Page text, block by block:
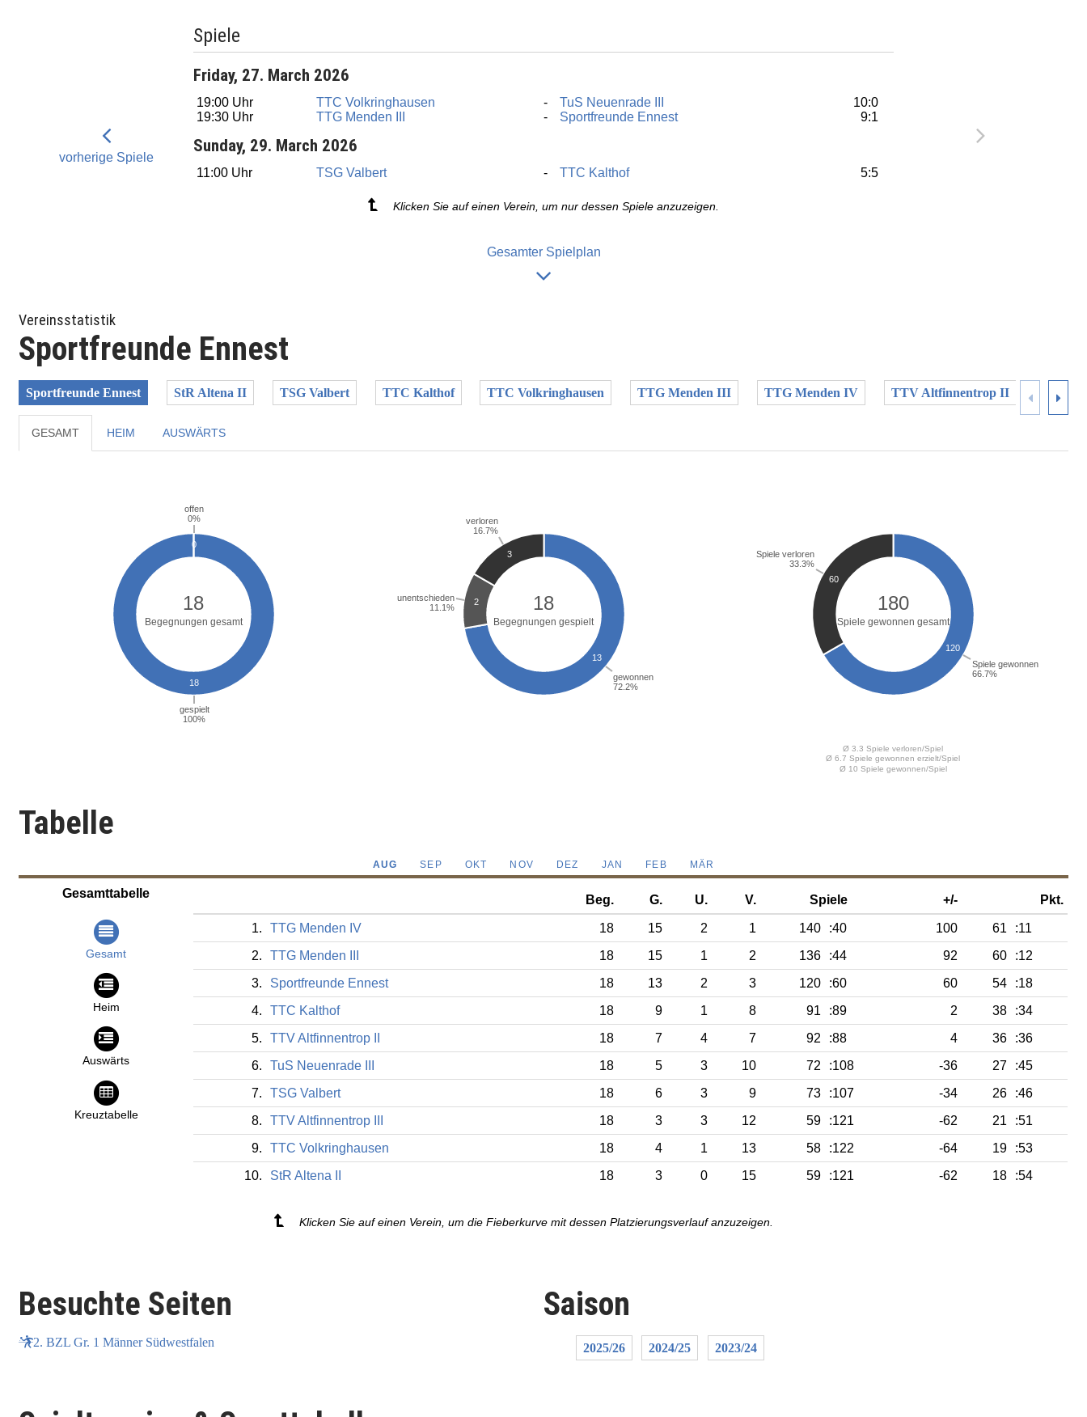
vorherige Spiele
Spiele
Friday, 27. March 2026
19:00 Uhr TTC Volkringhausen TuS Neuenrade III
10:0
19:30 Uhr
TTG Menden III Sportfreunde Ennest 9:1
Sunday, 29. March 2026
11:00 Uhr TSG Valbert TTC Kalthof 5:5
Klicken Sie auf einen Verein, um nur dessen Spiele anzuzeigen.
Gesamter Spielplan
Vereinsstatistik
Sportfreunde Ennest
Sportfreunde Ennest StR Altena II TSG Valbert TTC Kalthof TTC Volkringhausen TTG Menden III TTG Menden IV TTV Altfinnentrop II TTV
GESAMT HEIM AUSWÄRTS
Tabelle
AUG SEP OKT NOV DEZ JAN FEB MÄR
Gesamttabelle
Gesamt
Heim
Auswärts
Kreuztabelle
Beg. G. U. V. Spiele +/- Pkt.
1. TTG Menden IV 18 15 2 1 140 :40 100 61
:11
2.
TTG Menden III 18 15 1 2 136 :44 92 60
:12
3.
Sportfreunde Ennest 18 13 2 3 120 :60 60 54
:18
4.
TTC Kalthof 18 9 1 8 91 :89 2 38
:34
5.
TTV Altfinnentrop II 18 7 4 7 92 :88 4 36
:36
6.
TuS Neuenrade III 18 5 3 10 72 :108 -36 27
:45
7.
TSG Valbert 18 6 3 9 73 :107 -34 26
:46
8.
TTV Altfinnentrop III 18 3 3 12 59 :121 -62 21
:51
9.
TTC Volkringhausen 18 4 1 13 58 :122 -64 19
:53
10.
StR Altena II 18 3 0 15 59 :121 -62 18 :54
Klicken Sie auf einen Verein, um die Fieberkurve mit dessen Platzierungsverlauf anzuzeigen.
Besuchte Seiten
2. BZL Gr. 1 Männer Südwestfalen
Saison
2025/26 2024/25 2023/24